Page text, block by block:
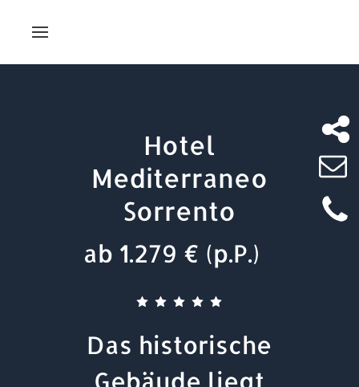
Hotel
Mediterraneo
Sorrento
ab 1.279 € (p.P.)
Das historische
Gebäude liegt